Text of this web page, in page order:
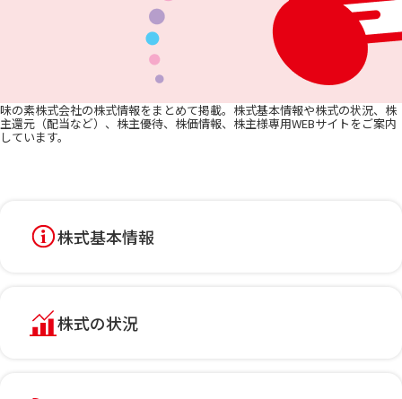
味の素株式会社の株式情報をまとめて掲載。株式基本情報や株式の状況、株
主還元（配当など）、株主優待、株価情報、株主様専用WEBサイトをご案内
しています。
株式基本情報
株式の状況